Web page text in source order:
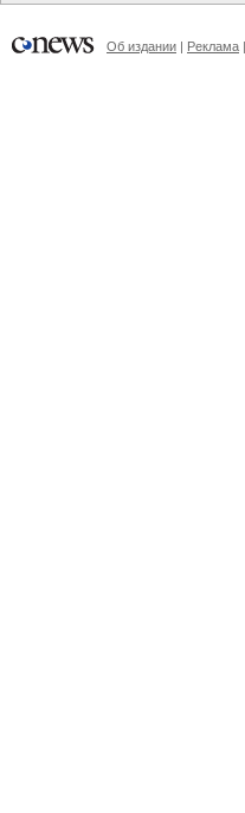
Об издании | Реклама |